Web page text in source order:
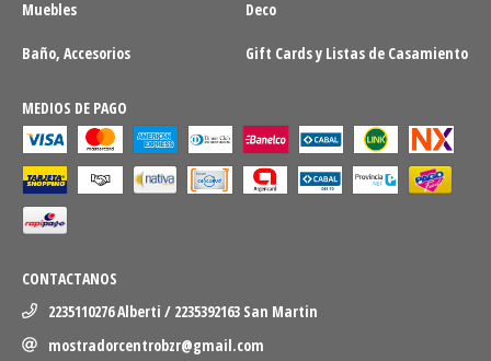
Muebles Deco
Baño, Accesorios Gift Cards y Listas de Casamiento
MEDIOS DE PAGO
CONTACTANOS
2235110276 Alberti / 2235392163 San Martin
mostradorcentrobzr@gmail.com